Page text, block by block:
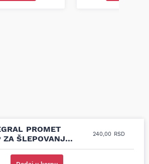
PROMET
ZA ŠLEPOVANJE
240,00 RSD
Odlična usluga i